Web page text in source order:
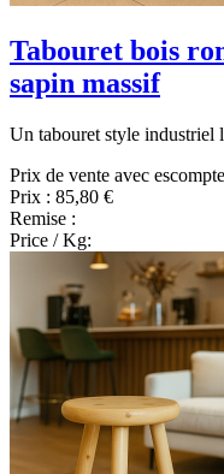
Tabouret bois
sapin massif
Un tabouret style industriel
Prix de vente avec
Prix : 85,80 €
Remise :
Price / Kg: